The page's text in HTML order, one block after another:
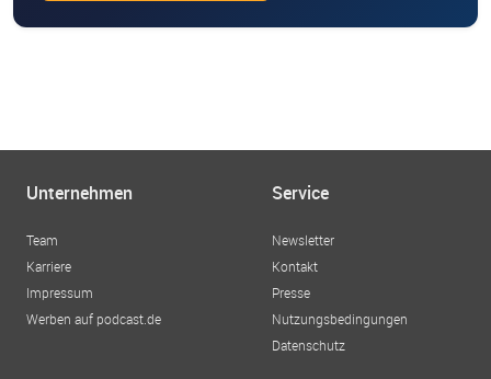
Unternehmen
Team
Karriere
Impressum
Werben auf podcast.de
Service
Newsletter
Kontakt
Presse
Nutzungsbedingungen
Datenschutz